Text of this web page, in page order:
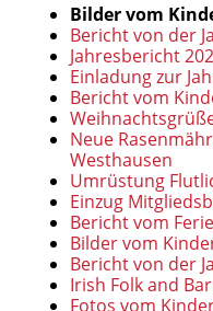
Bilder vom
Bericht von der
Jahresbericht
Einladung zur
Bericht vom
Neue
Westhausen
Umrüstung
Einzug
Bericht vom
Bilder vom
Bericht von der
Irish Folk and
Fotos vom